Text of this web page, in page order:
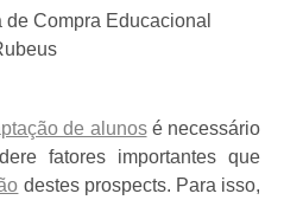
de alunosé necessário
fatores importantes que
destes prospects. Para isso,